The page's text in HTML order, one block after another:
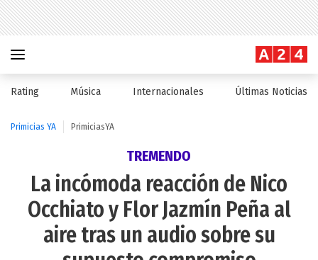
Rating Música Internacionales Últimas Noticias
Primicias YA PrimiciasYA
TREMENDO
La incómoda reacción de Nico
Occhiato y Flor Jazmín Peña al
aire tras un audio sobre su